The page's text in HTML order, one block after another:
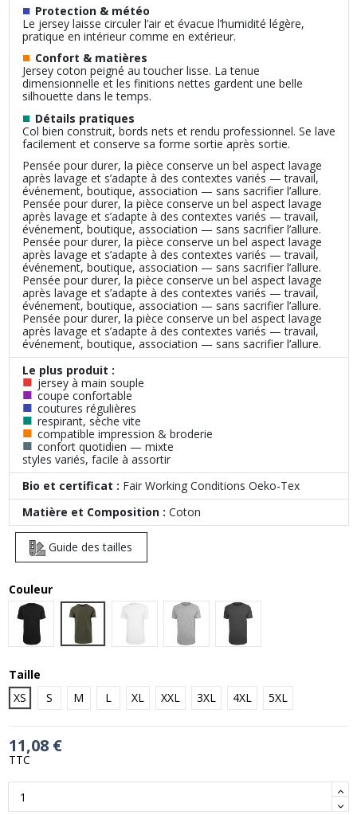
■ Protection & météo
Le jersey laisse circuler l’air et évacue l’humidité légère,
pratique en intérieur comme en extérieur.
■ Confort & matières
Jersey coton peigné au toucher lisse. La tenue
dimensionnelle et les finitions nettes gardent une belle
silhouette dans le temps.
■ Détails pratiques
Col bien construit, bords nets et rendu professionnel. Se lave
facilement et conserve sa forme sortie après sortie.
Pensée pour durer, la pièce conserve un bel aspect lavage
après lavage et s’adapte à des contextes variés — travail,
événement, boutique, association — sans sacrifier l’allure.
Pensée pour durer, la pièce conserve un bel aspect lavage
après lavage et s’adapte à des contextes variés — travail,
événement, boutique, association — sans sacrifier l’allure.
Pensée pour durer, la pièce conserve un bel aspect lavage
après lavage et s’adapte à des contextes variés — travail,
événement, boutique, association — sans sacrifier l’allure.
Pensée pour durer, la pièce conserve un bel aspect lavage
après lavage et s’adapte à des contextes variés — travail,
événement, boutique, association — sans sacrifier l’allure.
Pensée pour durer, la pièce conserve un bel aspect lavage
après lavage et s’adapte à des contextes variés — travail,
événement, boutique, association — sans sacrifier l’allure.
Le plus produit :
■ jersey à main souple
■ coupe confortable
■ coutures régulières
■ respirant, sèche vite
■ compatible impression & broderie
■ confort quotidien — mixte
styles variés, facile à assortir
Bio et certificat : Fair Working Conditions Oeko-Tex
Matière et Composition : Coton
Guide des tailles
Couleur
Black
Olive
Heather GreyCharcoal (Heather)
Taille
XS
S M L XL XXL 3XL 4XL 5XL
11,08 €
TTC